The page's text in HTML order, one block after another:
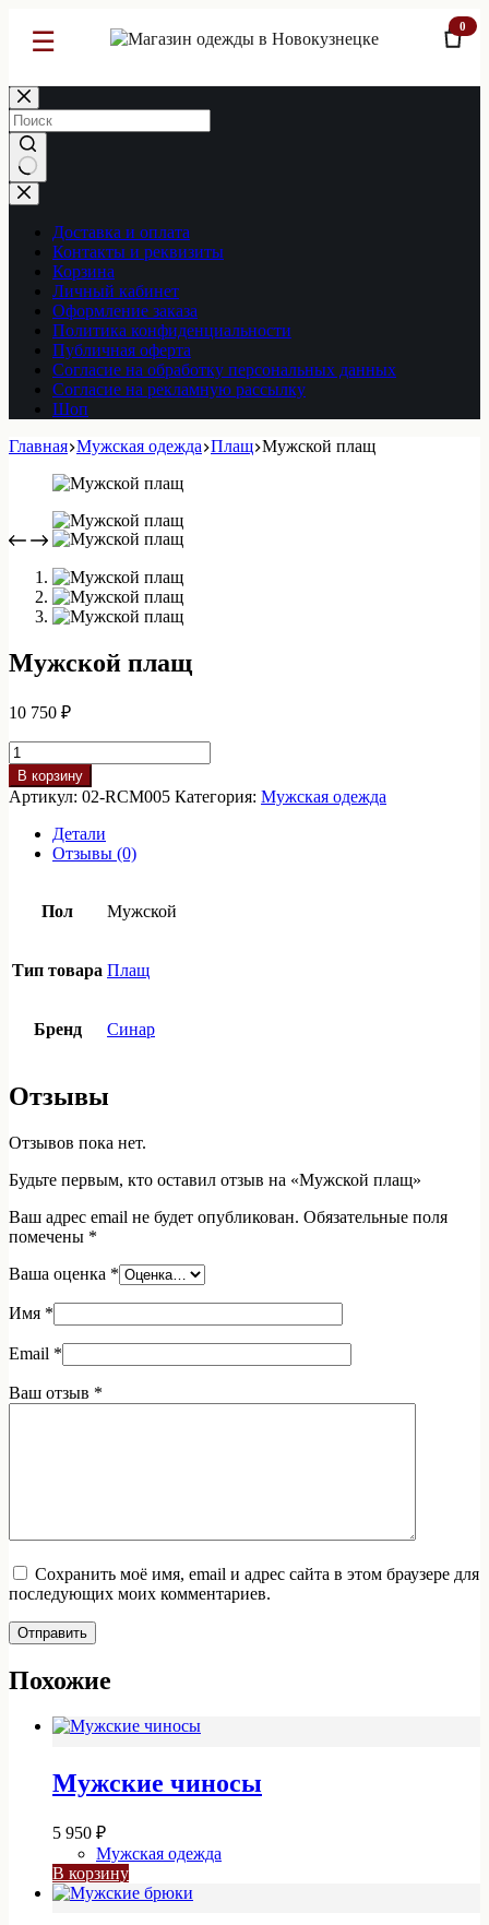
☰ 0
Перейти
к
сути
Ничего
не
найденоДоставка и оплата
Контакты и реквизиты
Корзина
Личный кабинет
Оформление заказа
Политика конфиденциальности
Публичная оферта
Согласие на обработку персональных данных
Согласие на рекламную рассылку
Шоп
Главная Мужская одежда Плащ Мужской плащ
Мужской плащ
10 750 ₽
Количество
товара
Мужской
плащ
В корзину
Артикул: 02-RCM005 Категория: Мужская одежда
Детали
Отзывы (0)
Пол Мужской
Тип товара Плащ
Бренд Синар
Отзывы
Отзывов пока нет.
Будьте первым, кто оставил отзыв на «Мужской плащ»
Ваш адрес email не будет опубликован. Обязательные поля
помечены *
Ваша оценка *
Имя *
Email *
Ваш отзыв *
Сохранить моё имя, email и адрес сайта в этом браузере для
последующих моих комментариев.
Отправить
Похожие
Мужские чиносы
5 950 ₽
Мужская одежда
В корзину